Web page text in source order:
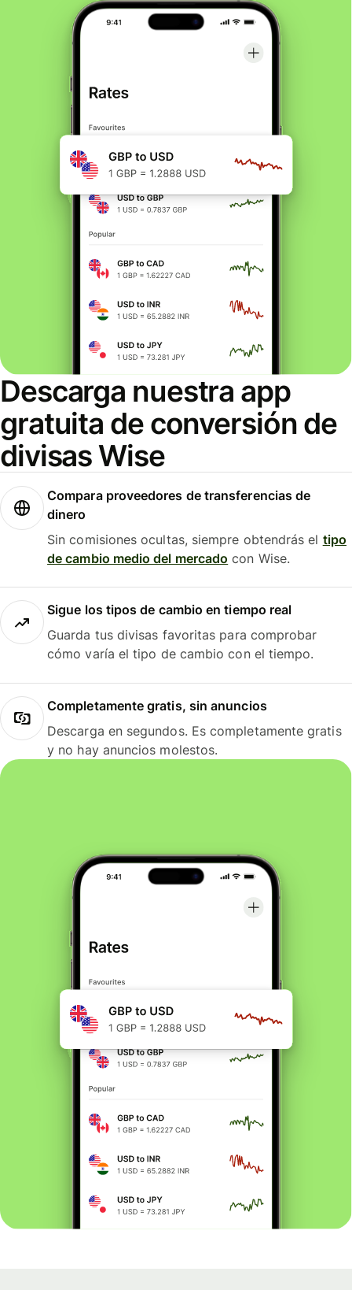
Descarga nuestra app
gratuita de conversión de
divisas Wise
Compara proveedores de transferencias de
dinero
Sin comisiones ocultas, siempre obtendrás el tipo
de cambio medio del mercado con Wise.
Sigue los tipos de cambio en tiempo real
Guarda tus divisas favoritas para comprobar
cómo varía el tipo de cambio con el tiempo.
Completamente gratis, sin anuncios
Descarga en segundos. Es completamente gratis
y no hay anuncios molestos.